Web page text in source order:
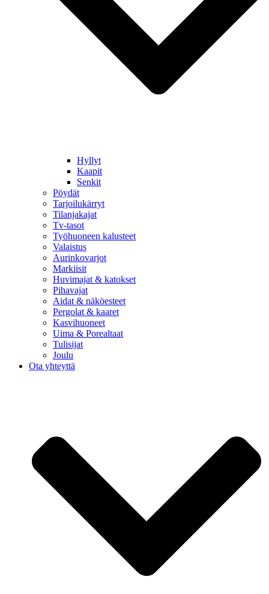
Hyllyt
Kaapit
Senkit
Pöydät
Tarjoilukärryt
Tilanjakajat
Tv-tasot
Työhuoneen kalusteet
Valaistus
Aurinkovarjot
Markiisit
Huvimajat & katokset
Pihavajat
Aidat & näköesteet
Pergolat & kaaret
Kasvihuoneet
Uima & Porealtaat
Tulisijat
Joulu
Ota yhteyttä